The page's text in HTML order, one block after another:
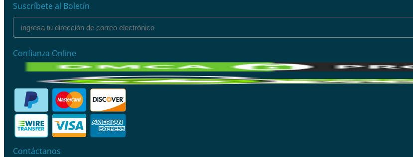
Suscríbete al Boletín
Confianza Online
Contáctanos